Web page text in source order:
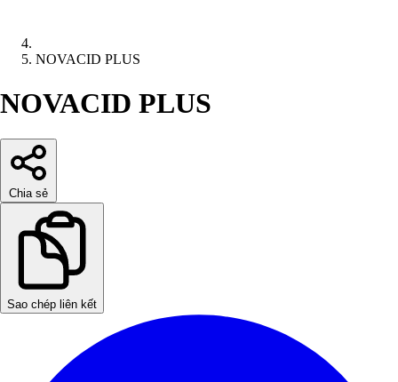
NOVACID PLUS
NOVACID PLUS
Chia sẻ
Sao chép liên kết